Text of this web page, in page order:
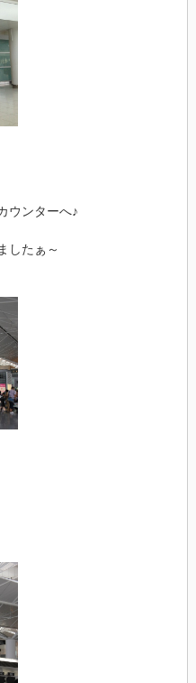
ウンターへ♪
したぁ～